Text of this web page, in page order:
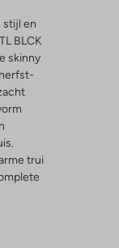
stijl en
BLCK
skinny
trui